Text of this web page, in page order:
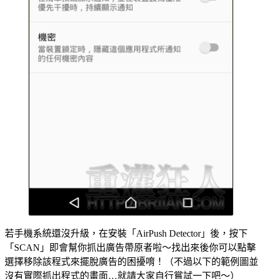
若手機系統還沒升級，在安裝「AirPush Detector」後，按下
「SCAN」即會幫你抓出廣告帶原者啦～找出來後你可以點擊
選擇移除該程式來擺脫廣告的困擾唷！（不過以下的範例圖並
沒有實際抓出程式的畫面…就請大家自行嘗試一下吧～）